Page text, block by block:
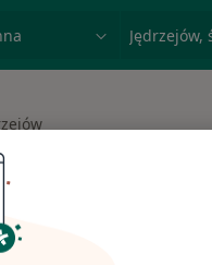
miasto